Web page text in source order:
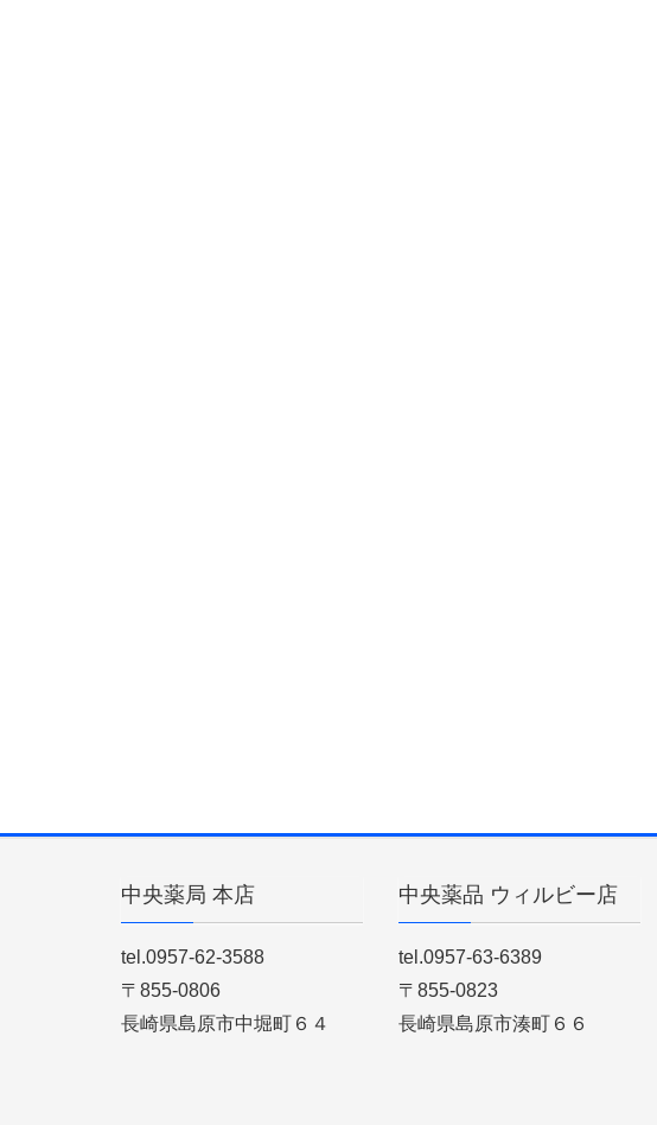
中央薬局 本店
tel.0957-62-3588
〒855-0806
長崎県島原市中堀町６４
中央薬品 ウィルビー店
tel.0957-63-6389
〒855-0823
長崎県島原市湊町６６